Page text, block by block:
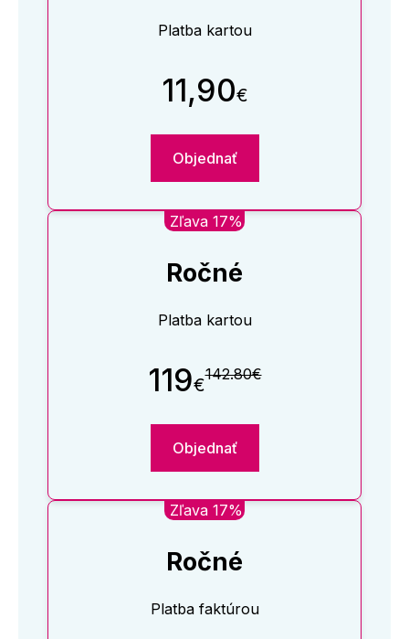
Platba kartou
11,90€
Objednať
Zľava 17%
Ročné
Platba kartou
119€142.80€
Objednať
Zľava 17%
Ročné
Platba faktúrou